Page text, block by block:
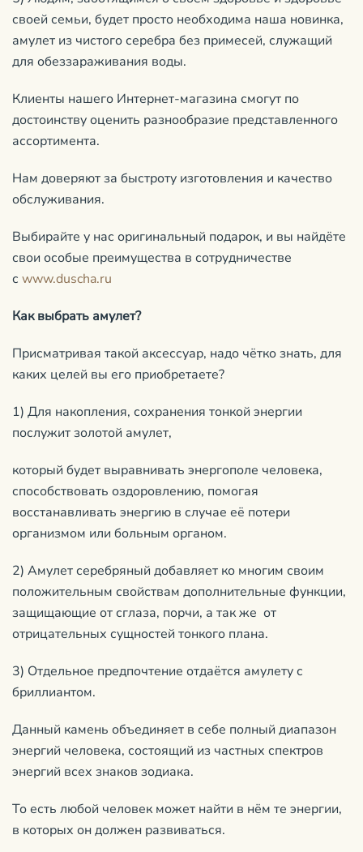
своей семьи, будет просто необходима наша новинка,
амулет из чистого серебра без примесей, служащий
для обеззараживания воды.
Клиенты нашего Интернет-магазина смогут по
достоинству оценить разнообразие представленного
ассортимента.
Нам доверяют за быстроту изготовления и качество
обслуживания.
Выбирайте у нас оригинальный подарок, и вы найдёте
свои особые преимущества в сотрудничестве
с www.duscha.ru
Как выбрать амулет?
Присматривая такой аксессуар, надо чётко знать, для
каких целей вы его приобретаете?
1) Для накопления, сохранения тонкой энергии
послужит золотой амулет,
который будет выравнивать энергополе человека,
способствовать оздоровлению, помогая
восстанавливать энергию в случае её потери
организмом или больным органом.
2) Амулет серебряный добавляет ко многим своим
положительным свойствам дополнительные функции,
защищающие от сглаза, порчи, а так же от
отрицательных сущностей тонкого плана.
3) Отдельное предпочтение отдаётся амулету с
бриллиантом.
Данный камень объединяет в себе полный диапазон
энергий человека, состоящий из частных спектров
энергий всех знаков зодиака.
То есть любой человек может найти в нём те энергии,
в которых он должен развиваться.